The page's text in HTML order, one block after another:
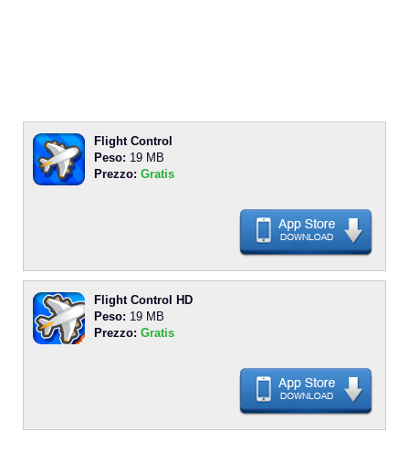
Flight Control
Peso: 19 MB
Prezzo: Gratis
Flight Control HD
Peso: 19 MB
Prezzo: Gratis